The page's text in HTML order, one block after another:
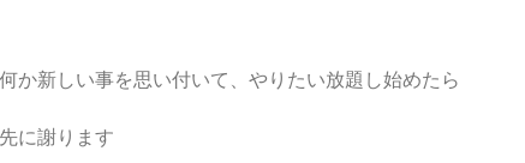
か新しい事を思い付いて、やりたい放題し始めたら
に謝ります